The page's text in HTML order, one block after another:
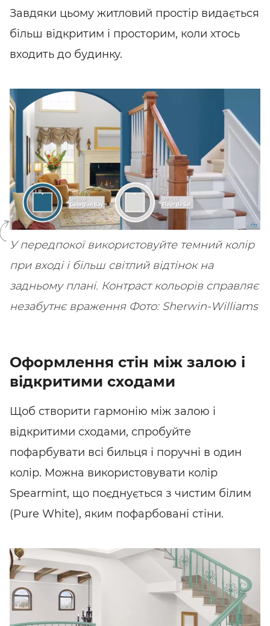
Завдяки цьому житловий простір видається
більш відкритим і просторим, коли хтось
входить до будинку.
SHARE SUBSCRIBE
У передпокої використовуйте темний колір
при вході і більш світлий відтінок на
задньому плані. Контраст кольорів справляє
незабутнє враження Фото: Sherwin-Williams
Оформлення стін між залою і
відкритими сходами
Щоб створити гармонію між залою і
відкритими сходами, спробуйте
пофарбувати всі бильця і поручні в один
колір. Можна використовувати колір
Spearmint, що поєднується з чистим білим
(Pure White), яким пофарбовані стіни.